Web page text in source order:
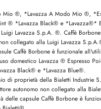
Mio ®, *Lavazza A Modo Mio ®,
® *Lavazza Black® e *Lavazza®*
Lavazza S.p.A. ®. Caffè
collegato alla Luigi Lavazza
Caffè Borbone è funzionale
domestico Lavazza ® Espresso
Black® e *Lavazza Blue®.
di proprietà della Bialetti Industrie
autonomo non collegato alla
delle capsule Caffè Borbone è